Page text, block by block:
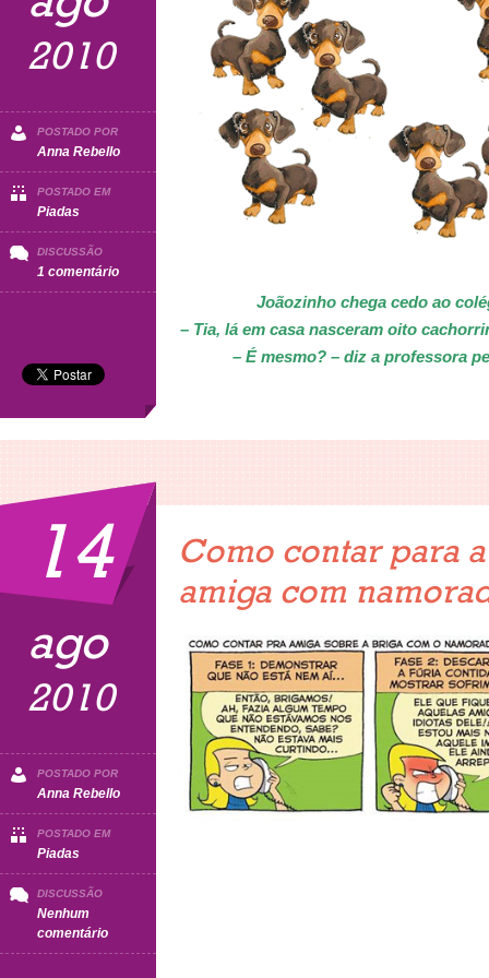
2010
POSTADO POR
Anna Rebello
POSTADO EM
Piadas
DISCUSSÃO
1 comentárioem
Eta
Joãozinho chega cedo ao
– Tia, lá em casa nasceram oito
– É mesmo? – diz a professora
14
ago
2010
POSTADO POR
Anna Rebello
POSTADO EM
Piadas
DISCUSSÃO
Nenhum
comentárioem
Como
Como contar para
amiga com